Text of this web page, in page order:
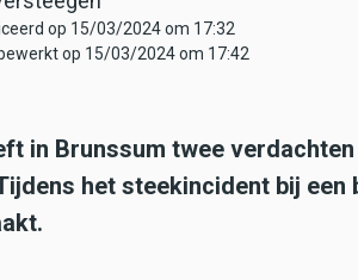
op 15/03/2024 om 17:32
op 15/03/2024 om 17:42
in Brunssum twee
het steekincident bij